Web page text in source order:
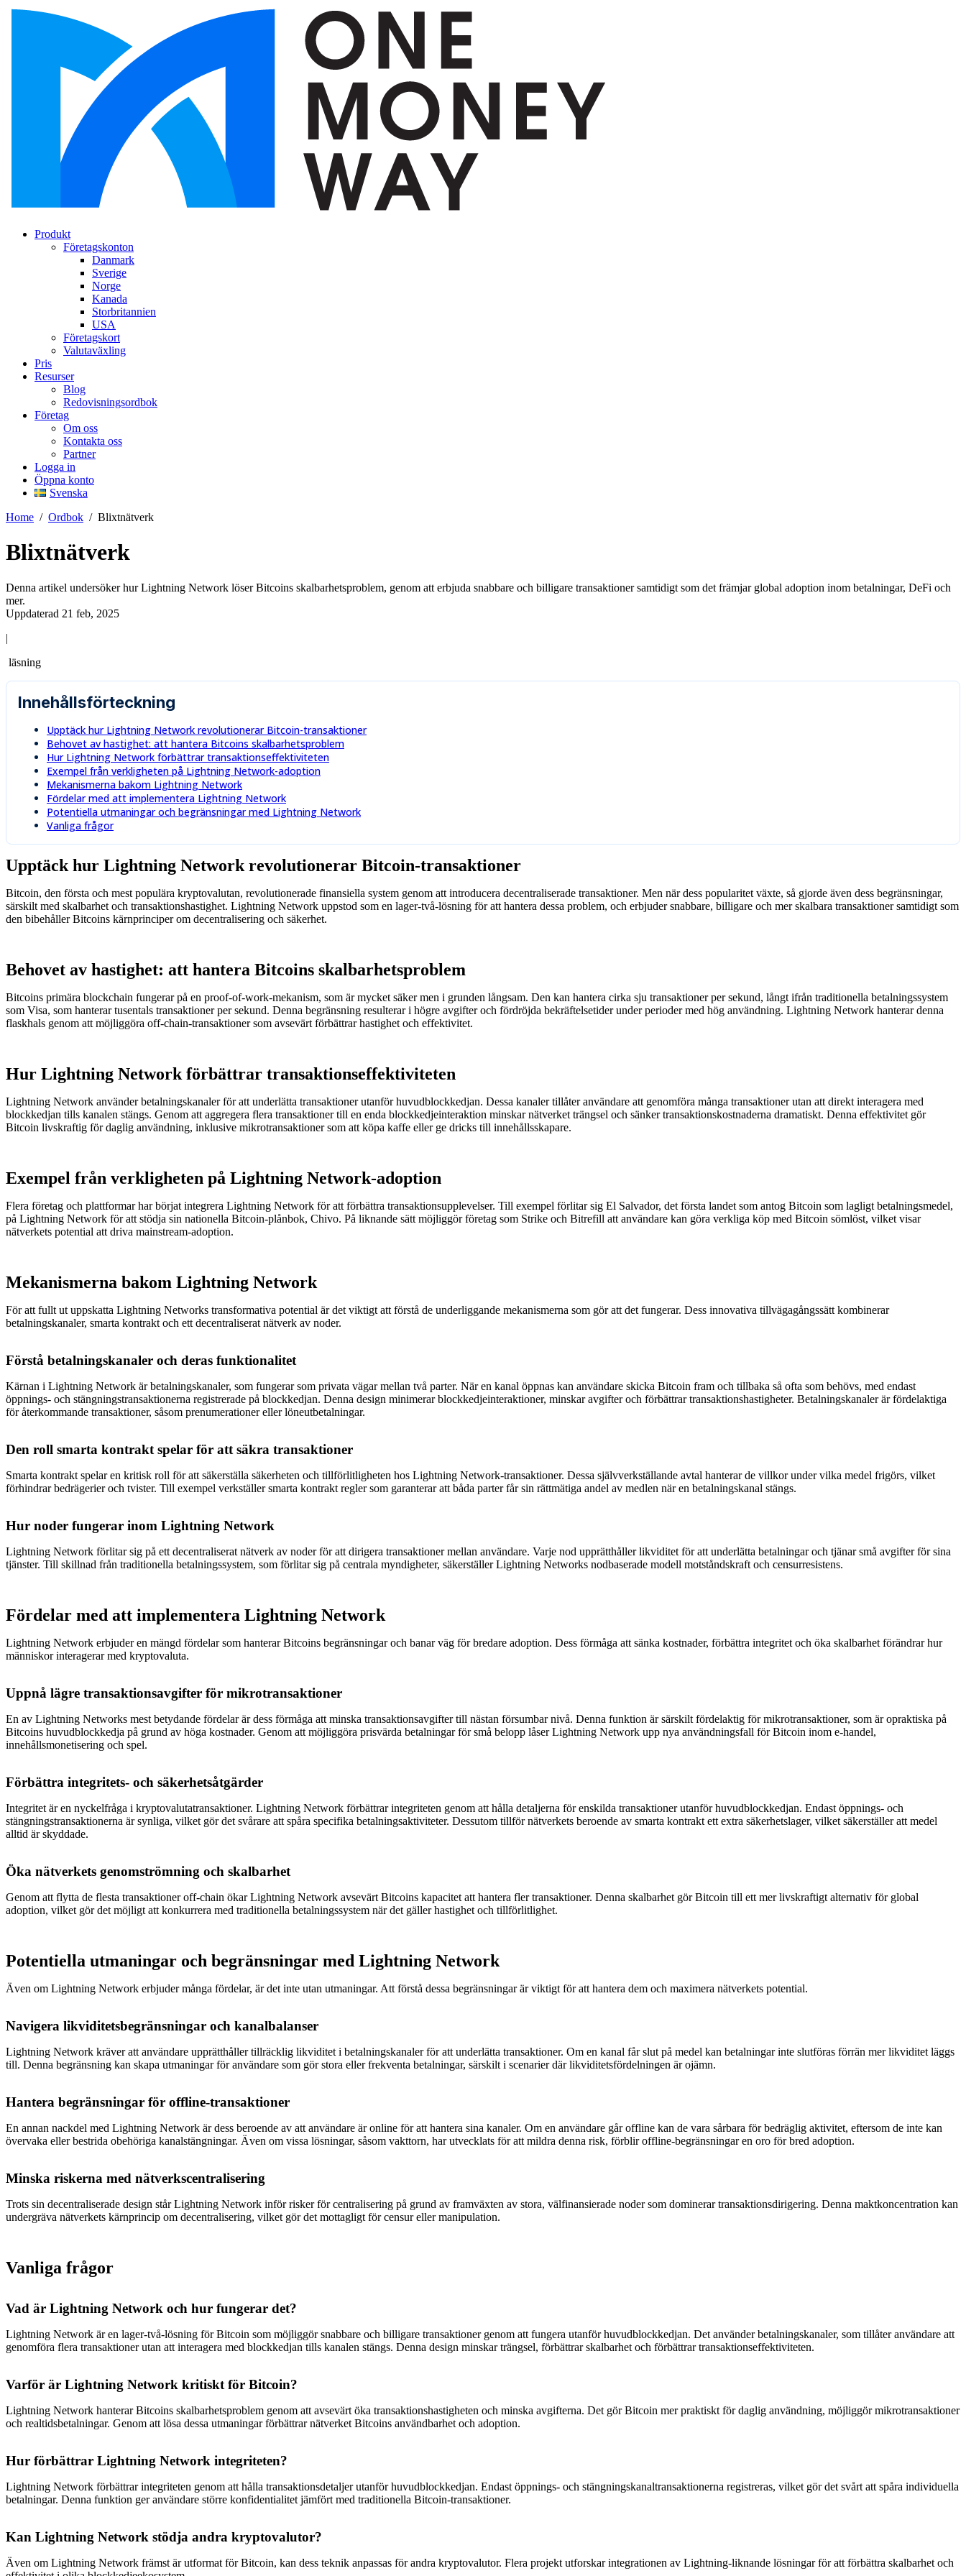
Produkt
Företagskonton
Danmark
Sverige
Norge
Kanada
Storbritannien
USA
Företagskort
Valutaväxling
Pris
Resurser
Blog
Redovisningsordbok
Företag
Om oss
Kontakta oss
Partner
Logga in
Öppna konto
Svenska
Home / Ordbok / Blixtnätverk
Blixtnätverk
Denna artikel undersöker hur Lightning Network löser Bitcoins skalbarhetsproblem, genom att erbjuda snabbare och billigare transaktioner samtidigt som det främjar global adoption inom betalningar, DeFi och
mer.
Uppdaterad 21 feb, 2025
|
läsning
Innehållsförteckning
Upptäck hur Lightning Network revolutionerar Bitcoin-transaktioner
Behovet av hastighet: att hantera Bitcoins skalbarhetsproblem
Hur Lightning Network förbättrar transaktionseffektiviteten
Exempel från verkligheten på Lightning Network-adoption
Mekanismerna bakom Lightning Network
Fördelar med att implementera Lightning Network
Potentiella utmaningar och begränsningar med Lightning Network
Vanliga frågor
Upptäck hur Lightning Network revolutionerar Bitcoin-transaktioner
Bitcoin, den första och mest populära kryptovalutan, revolutionerade finansiella system genom att introducera decentraliserade transaktioner. Men när dess popularitet växte, så gjorde även dess begränsningar,
särskilt med skalbarhet och transaktionshastighet. Lightning Network uppstod som en lager-två-lösning för att hantera dessa problem, och erbjuder snabbare, billigare och mer skalbara transaktioner samtidigt som
den bibehåller Bitcoins kärnprinciper om decentralisering och säkerhet.
Behovet av hastighet: att hantera Bitcoins skalbarhetsproblem
Bitcoins primära blockchain fungerar på en proof-of-work-mekanism, som är mycket säker men i grunden långsam. Den kan hantera cirka sju transaktioner per sekund, långt ifrån traditionella betalningssystem
som Visa, som hanterar tusentals transaktioner per sekund. Denna begränsning resulterar i högre avgifter och fördröjda bekräftelsetider under perioder med hög användning. Lightning Network hanterar denna
flaskhals genom att möjliggöra off-chain-transaktioner som avsevärt förbättrar hastighet och effektivitet.
Hur Lightning Network förbättrar transaktionseffektiviteten
Lightning Network använder betalningskanaler för att underlätta transaktioner utanför huvudblockkedjan. Dessa kanaler tillåter användare att genomföra många transaktioner utan att direkt interagera med
blockkedjan tills kanalen stängs. Genom att aggregera flera transaktioner till en enda blockkedjeinteraktion minskar nätverket trängsel och sänker transaktionskostnaderna dramatiskt. Denna effektivitet gör
Bitcoin livskraftig för daglig användning, inklusive mikrotransaktioner som att köpa kaffe eller ge dricks till innehållsskapare.
Exempel från verkligheten på Lightning Network-adoption
Flera företag och plattformar har börjat integrera Lightning Network för att förbättra transaktionsupplevelser. Till exempel förlitar sig El Salvador, det första landet som antog Bitcoin som lagligt betalningsmedel,
på Lightning Network för att stödja sin nationella Bitcoin-plånbok, Chivo. På liknande sätt möjliggör företag som Strike och Bitrefill att användare kan göra verkliga köp med Bitcoin sömlöst, vilket visar
nätverkets potential att driva mainstream-adoption.
Mekanismerna bakom Lightning Network
För att fullt ut uppskatta Lightning Networks transformativa potential är det viktigt att förstå de underliggande mekanismerna som gör att det fungerar. Dess innovativa tillvägagångssätt kombinerar
betalningskanaler, smarta kontrakt och ett decentraliserat nätverk av noder.
Förstå betalningskanaler och deras funktionalitet
Kärnan i Lightning Network är betalningskanaler, som fungerar som privata vägar mellan två parter. När en kanal öppnas kan användare skicka Bitcoin fram och tillbaka så ofta som behövs, med endast
öppnings- och stängningstransaktionerna registrerade på blockkedjan. Denna design minimerar blockkedjeinteraktioner, minskar avgifter och förbättrar transaktionshastigheter. Betalningskanaler är fördelaktiga
för återkommande transaktioner, såsom prenumerationer eller löneutbetalningar.
Den roll smarta kontrakt spelar för att säkra transaktioner
Smarta kontrakt spelar en kritisk roll för att säkerställa säkerheten och tillförlitligheten hos Lightning Network-transaktioner. Dessa självverkställande avtal hanterar de villkor under vilka medel frigörs, vilket
förhindrar bedrägerier och tvister. Till exempel verkställer smarta kontrakt regler som garanterar att båda parter får sin rättmätiga andel av medlen när en betalningskanal stängs.
Hur noder fungerar inom Lightning Network
Lightning Network förlitar sig på ett decentraliserat nätverk av noder för att dirigera transaktioner mellan användare. Varje nod upprätthåller likviditet för att underlätta betalningar och tjänar små avgifter för sina
tjänster. Till skillnad från traditionella betalningssystem, som förlitar sig på centrala myndigheter, säkerställer Lightning Networks nodbaserade modell motståndskraft och censurresistens.
Fördelar med att implementera Lightning Network
Lightning Network erbjuder en mängd fördelar som hanterar Bitcoins begränsningar och banar väg för bredare adoption. Dess förmåga att sänka kostnader, förbättra integritet och öka skalbarhet förändrar hur
människor interagerar med kryptovaluta.
Uppnå lägre transaktionsavgifter för mikrotransaktioner
En av Lightning Networks mest betydande fördelar är dess förmåga att minska transaktionsavgifter till nästan försumbar nivå. Denna funktion är särskilt fördelaktig för mikrotransaktioner, som är opraktiska på
Bitcoins huvudblockkedja på grund av höga kostnader. Genom att möjliggöra prisvärda betalningar för små belopp låser Lightning Network upp nya användningsfall för Bitcoin inom e-handel,
innehållsmonetisering och spel.
Förbättra integritets- och säkerhetsåtgärder
Integritet är en nyckelfråga i kryptovalutatransaktioner. Lightning Network förbättrar integriteten genom att hålla detaljerna för enskilda transaktioner utanför huvudblockkedjan. Endast öppnings- och
stängningstransaktionerna är synliga, vilket gör det svårare att spåra specifika betalningsaktiviteter. Dessutom tillför nätverkets beroende av smarta kontrakt ett extra säkerhetslager, vilket säkerställer att medel
alltid är skyddade.
Öka nätverkets genomströmning och skalbarhet
Genom att flytta de flesta transaktioner off-chain ökar Lightning Network avsevärt Bitcoins kapacitet att hantera fler transaktioner. Denna skalbarhet gör Bitcoin till ett mer livskraftigt alternativ för global
adoption, vilket gör det möjligt att konkurrera med traditionella betalningssystem när det gäller hastighet och tillförlitlighet.
Potentiella utmaningar och begränsningar med Lightning Network
Även om Lightning Network erbjuder många fördelar, är det inte utan utmaningar. Att förstå dessa begränsningar är viktigt för att hantera dem och maximera nätverkets potential.
Navigera likviditetsbegränsningar och kanalbalanser
Lightning Network kräver att användare upprätthåller tillräcklig likviditet i betalningskanaler för att underlätta transaktioner. Om en kanal får slut på medel kan betalningar inte slutföras förrän mer likviditet läggs
till. Denna begränsning kan skapa utmaningar för användare som gör stora eller frekventa betalningar, särskilt i scenarier där likviditetsfördelningen är ojämn.
Hantera begränsningar för offline-transaktioner
En annan nackdel med Lightning Network är dess beroende av att användare är online för att hantera sina kanaler. Om en användare går offline kan de vara sårbara för bedräglig aktivitet, eftersom de inte kan
övervaka eller bestrida obehöriga kanalstängningar. Även om vissa lösningar, såsom vakttorn, har utvecklats för att mildra denna risk, förblir offline-begränsningar en oro för bred adoption.
Minska riskerna med nätverkscentralisering
Trots sin decentraliserade design står Lightning Network inför risker för centralisering på grund av framväxten av stora, välfinansierade noder som dominerar transaktionsdirigering. Denna maktkoncentration kan
undergräva nätverkets kärnprincip om decentralisering, vilket gör det mottagligt för censur eller manipulation.
Vanliga frågor
Vad är Lightning Network och hur fungerar det?
Lightning Network är en lager-två-lösning för Bitcoin som möjliggör snabbare och billigare transaktioner genom att fungera utanför huvudblockkedjan. Det använder betalningskanaler, som tillåter användare att
genomföra flera transaktioner utan att interagera med blockkedjan tills kanalen stängs. Denna design minskar trängsel, förbättrar skalbarhet och förbättrar transaktionseffektiviteten.
Varför är Lightning Network kritiskt för Bitcoin?
Lightning Network hanterar Bitcoins skalbarhetsproblem genom att avsevärt öka transaktionshastigheten och minska avgifterna. Det gör Bitcoin mer praktiskt för daglig användning, möjliggör mikrotransaktioner
och realtidsbetalningar. Genom att lösa dessa utmaningar förbättrar nätverket Bitcoins användbarhet och adoption.
Hur förbättrar Lightning Network integriteten?
Lightning Network förbättrar integriteten genom att hålla transaktionsdetaljer utanför huvudblockkedjan. Endast öppnings- och stängningskanaltransaktionerna registreras, vilket gör det svårt att spåra individuella
betalningar. Denna funktion ger användare större konfidentialitet jämfört med traditionella Bitcoin-transaktioner.
Kan Lightning Network stödja andra kryptovalutor?
Även om Lightning Network främst är utformat för Bitcoin, kan dess teknik anpassas för andra kryptovalutor. Flera projekt utforskar integrationen av Lightning-liknande lösningar för att förbättra skalbarhet och